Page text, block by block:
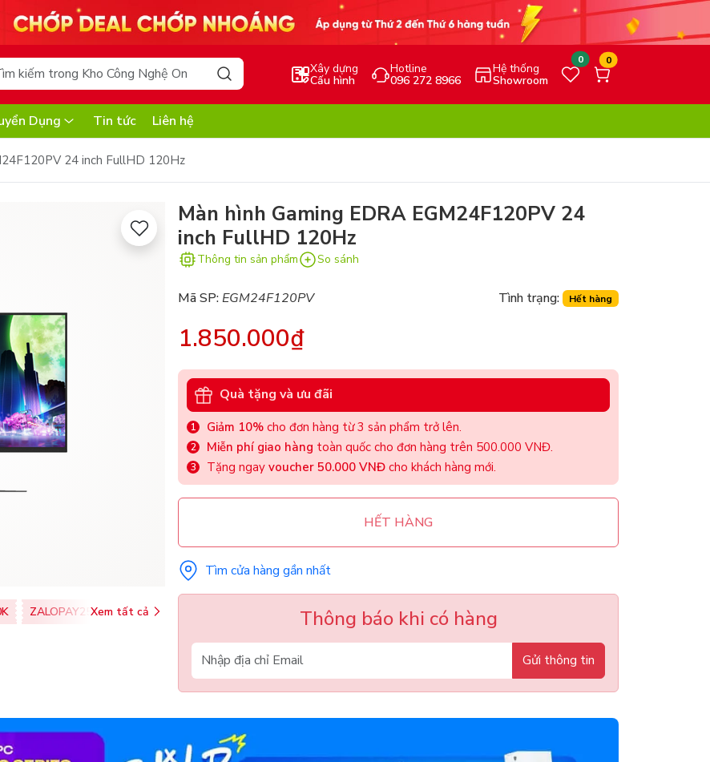
Xây dựng
Cấu hình
Hotline
096 272 8966
Hệ thống
Showroom
0 0
Dụng Tin tức Liên hệ
24 inch FullHD 120Hz
ZALOPAY25K SHOPEEPAY026
Xem tất cả
Màn hình Gaming EDRA EGM24F120PV 24
inch FullHD 120Hz
Thông tin sản phẩm So sánh
Mã SP:EGM24F120PV Tình trạng: Hết hàng
1.850.000₫
Quà tặng và ưu đãi
Giảm 10% cho đơn hàng từ 3 sản phẩm trở lên.
Miễn phí giao hàng toàn quốc cho đơn hàng trên 500.000 VNĐ.
Tặng ngay voucher 50.000 VNĐ cho khách hàng mới.
HẾT HÀNG
Tìm cửa hàng gần nhất
Thông báo khi có hàng
Gửi thông tin